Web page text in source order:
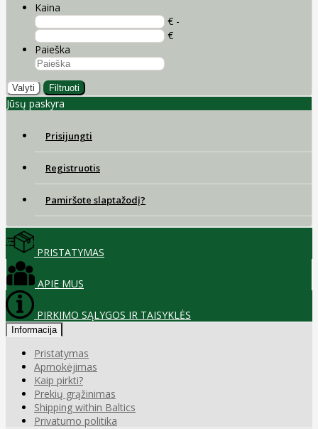
Kaina
€ -
€
Paieška
Valyti Filtruoti
Jūsų paskyra
Prisijungti
Registruotis
Pamiršote slaptažodį?
PRISTATYMAS
APIE MUS
PIRKIMO SĄLYGOS IR TAISYKLĖS
Informacija
Pristatymas
Apmokėjimas
Kaip pirkti?
Prekių grąžinimas
Shipping within Baltics
Privatumo politika